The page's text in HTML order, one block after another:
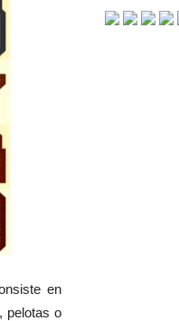
en
pelotas o